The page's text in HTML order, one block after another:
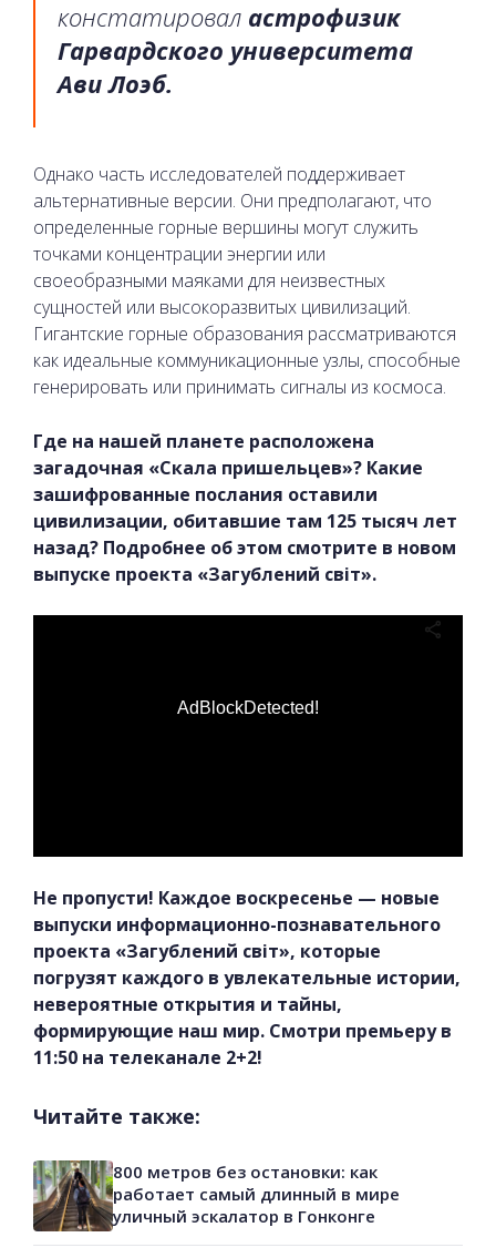
констатировал астрофизик
Гарвардского университета
Ави Лоэб.
Однако часть исследователей поддерживает
альтернативные версии. Они предполагают, что
определенные горные вершины могут служить
точками концентрации энергии или
своеобразными маяками для неизвестных
сущностей или высокоразвитых цивилизаций.
Гигантские горные образования рассматриваются
как идеальные коммуникационные узлы, способные
генерировать или принимать сигналы из космоса.
Где на нашей планете расположена
загадочная «Скала пришельцев»? Какие
зашифрованные послания оставили
цивилизации, обитавшие там 125 тысяч лет
назад? Подробнее об этом смотрите в новом
выпуске проекта «Загублений світ».
AdBlockDetected!
Не пропусти! Каждое воскресенье — новые
выпуски информационно-познавательного
проекта «Загублений світ», которые
погрузят каждого в увлекательные истории,
невероятные открытия и тайны,
формирующие наш мир. Смотри премьеру в
11:50 на телеканале 2+2!
Читайте также:
800 метров без остановки: как
работает самый длинный в мире
уличный эскалатор в Гонконге